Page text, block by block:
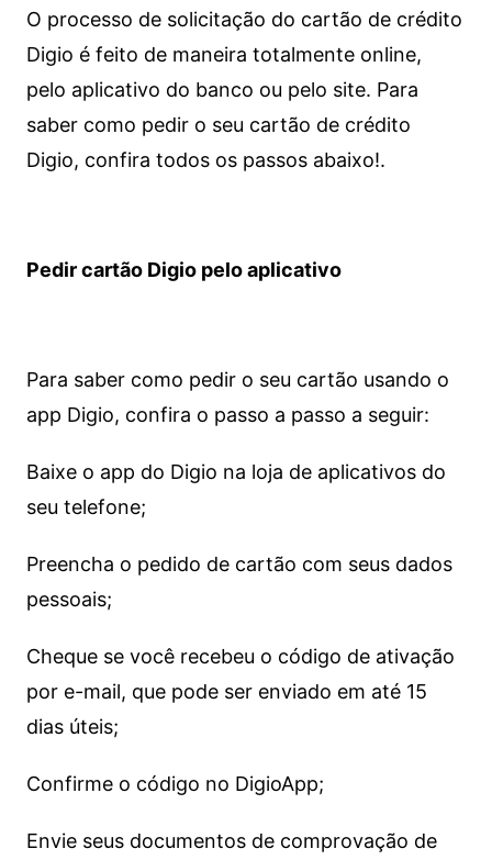
O processo de solicitação do cartão de crédito
Digio é feito de maneira totalmente online,
pelo aplicativo do banco ou pelo site. Para
saber como pedir o seu cartão de crédito
Digio, confira todos os passos abaixo!.
Pedir cartão Digio pelo aplicativo
Para saber como pedir o seu cartão usando o
app Digio, confira o passo a passo a seguir:
Baixe o app do Digio na loja de aplicativos do
seu telefone;
Preencha o pedido de cartão com seus dados
pessoais;
Cheque se você recebeu o código de ativação
por e-mail, que pode ser enviado em até 15
dias úteis;
Confirme o código no DigioApp;
Envie seus documentos de comprovação de